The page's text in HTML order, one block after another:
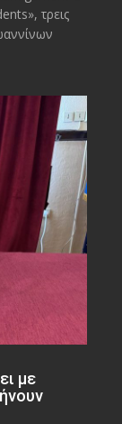
τρεις
με